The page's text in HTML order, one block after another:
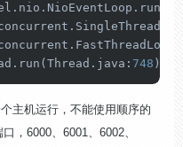
748 )
主机运行，不能使用顺序的
，6000、6001、6002、